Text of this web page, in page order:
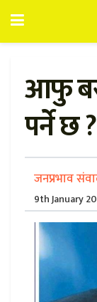
आफु
पर्ने छ ?
जनप्रभाव
9th January